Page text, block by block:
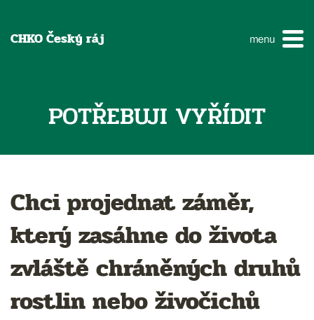
CHKO Český ráj menu
POTŘEBUJI VYŘÍDIT
Chci projednat záměr,
který zasáhne do života
zvláště chráněných druhů
rostlin nebo živočichů